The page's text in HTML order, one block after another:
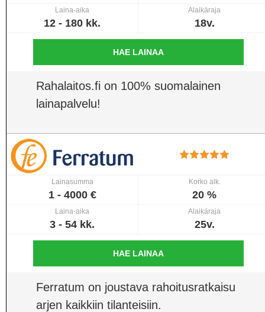
Laina-aika
12 - 180 kk.
Alaikäraja
18v.
HAE LAINAA
Rahalaitos.fi on 100% suomalainen
lainapalvelu!
Lainasumma
1 - 4000 €
Korko alk.
20 %
Laina-aika
3 - 54 kk.
Alaikäraja
25v.
HAE LAINAA
Ferratum on joustava rahoitusratkaisu
arjen kaikkiin tilanteisiin.